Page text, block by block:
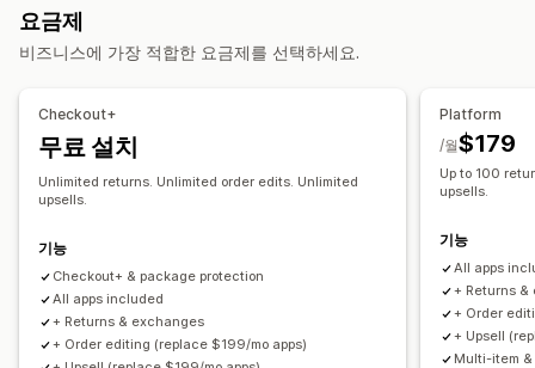
반품 관리
자동 승인
반품 포털 사용자 지정 정책 반품 불가 항목
사용자 지정 브랜딩
고객 차단 목록
분석
배송 규칙
요금제
비즈니스에 가장 적합한 요금제를 선택하세요.
Checkout+
무료 설치
Unlimited returns. Unlimited order edits. Unlimited
upsells.
기능
Checkout+ & package protection
All apps included
+ Returns & exchanges
+ Order editing (replace $199/mo apps)
Platform
$179
/월
Up to 100
upsells.
기능
All apps
+ Returns
+ Order
+ Upsell
Multi-item